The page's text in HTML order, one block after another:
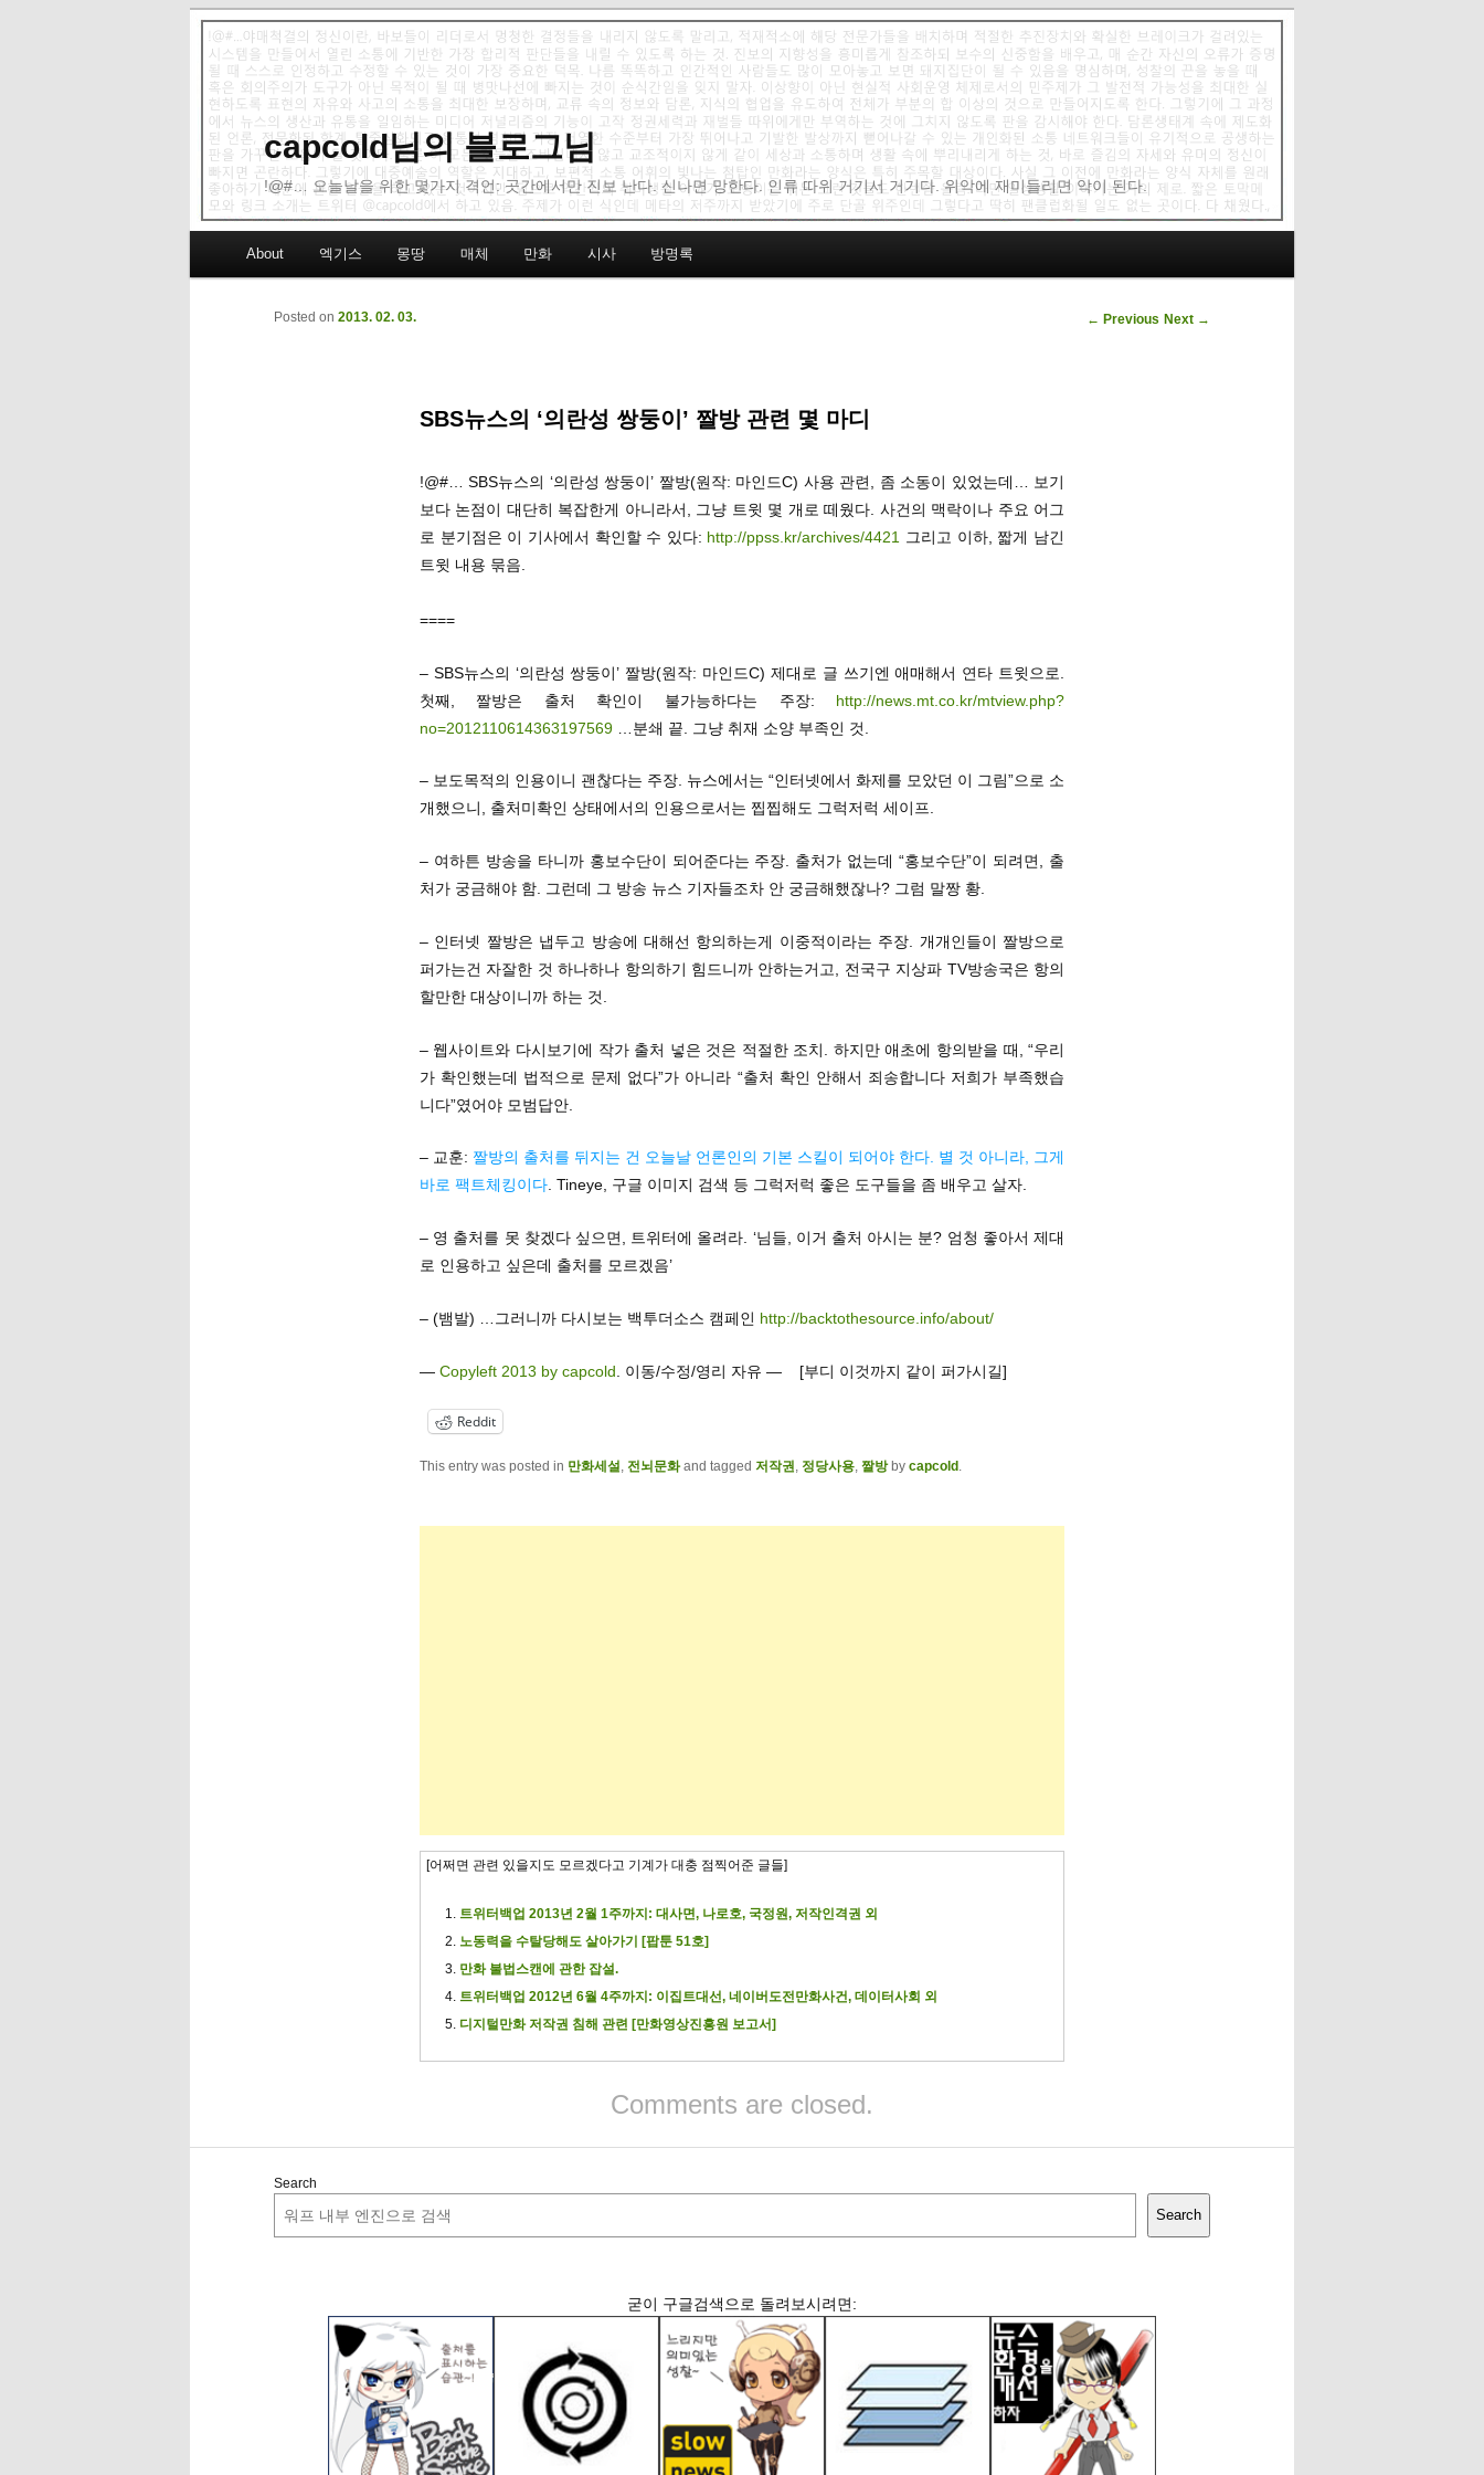
capcold님의 블로그님
!@#… 오늘날을 위한 몇가지 격언: 곳간에서만 진보 난다. 신나면 망한다. 인류 따위 거기서 거기다. 위악에 재미들리면 악이 된다.
Skip to primary content
Skip to secondary content
About 엑기스 몽땅 매체 만화 시사 방명록
Post navigation
← Previous Next →
SBS뉴스의 ‘의란성 쌍둥이’ 짤방 관련 몇 마디
Posted on 2013. 02. 03.
!@#… SBS뉴스의 ‘의란성 쌍둥이’ 짤방(원작: 마인드C) 사용 관련, 좀 소동이 있었는데… 보기
보다 논점이 대단히 복잡한게 아니라서, 그냥 트윗 몇 개로 떼웠다. 사건의 맥락이나 주요 어그
로 분기점은 이 기사에서 확인할 수 있다: http://ppss.kr/archives/4421
그리고 이하, 짧게 남긴
트윗 내용 묶음.
====
– SBS뉴스의 ‘의란성 쌍둥이’ 짤방(원작: 마인드C) 제대로 글 쓰기엔 애매해서 연타 트윗으로.
첫째, 짤방은 출처 확인이 불가능하다는 주장: http://news.mt.co.kr/mtview.php?
no=2012110614363197569…분쇄 끝. 그냥 취재 소양 부족인 것.
– 보도목적의 인용이니 괜찮다는 주장. 뉴스에서는 “인터넷에서 화제를 모았던 이 그림”으로 소
개했으니, 출처미확인 상태에서의 인용으로서는 찝찝해도 그럭저럭 세이프.
– 여하튼 방송을 타니까 홍보수단이 되어준다는 주장. 출처가 없는데 “홍보수단”이 되려면, 출
처가 궁금해야 함. 그런데 그 방송 뉴스 기자들조차 안 궁금해했잖나? 그럼 말짱 황.
– 인터넷 짤방은 냅두고 방송에 대해선 항의하는게 이중적이라는 주장. 개개인들이 짤방으로
퍼가는건 자잘한 것 하나하나 항의하기 힘드니까 안하는거고, 전국구 지상파 TV방송국은 항의
할만한 대상이니까 하는 것.
– 웹사이트와 다시보기에 작가 출처 넣은 것은 적절한 조치. 하지만 애초에 항의받을 때, “우리
가 확인했는데 법적으로 문제 없다”가 아니라 “출처 확인 안해서 죄송합니다 저희가 부족했습
니다”였어야 모범답안.
– 교훈: 짤방의 출처를 뒤지는 건 오늘날 언론인의 기본 스킬이 되어야 한다. 별 것 아니라, 그게
바로 팩트체킹이다. Tineye, 구글 이미지 검색 등 그럭저럭 좋은 도구들을 좀 배우고 살자.
– 영 출처를 못 찾겠다 싶으면, 트위터에 올려라. ‘님들, 이거 출처 아시는 분? 엄청 좋아서 제대
로 인용하고 싶은데 출처를 모르겠음’
– (뱀발) …그러니까 다시보는 백투더소스 캠페인 http://backtothesource.info/about/
— Copyleft 2013 by capcold . 이동/수정/영리 자유 — [부디 이것까지 같이 퍼가시길]
Reddit
This entry was posted in 만화세설, 전뇌문화and tagged 저작권, 정당사용, 짤방by capcold .
[어쩌면 관련 있을지도 모르겠다고 기계가 대충 점찍어준 글들]
트위터백업 2013년 2월 1주까지: 대사면, 나로호, 국정원, 저작인격권 외
노동력을 수탈당해도 살아가기 [팝툰 51호]
만화 불법스캔에 관한 잡설.
트위터백업 2012년 6월 4주까지: 이집트대선, 네이버도전만화사건, 데이터사회 외
디지털만화 저작권 침해 관련 [만화영상진흥원 보고서]
Comments are closed.
Search
Search
굳이 구글검색으로 돌려보시려면: